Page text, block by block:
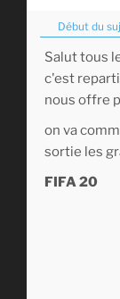
Début du
Salut tous
c'est reparti
nous offre
on va
sortie les
FIFA 20